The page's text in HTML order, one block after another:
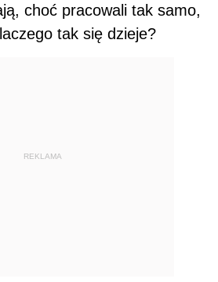
choć pracowali tak samo,
tak się dzieje?
REKLAMA